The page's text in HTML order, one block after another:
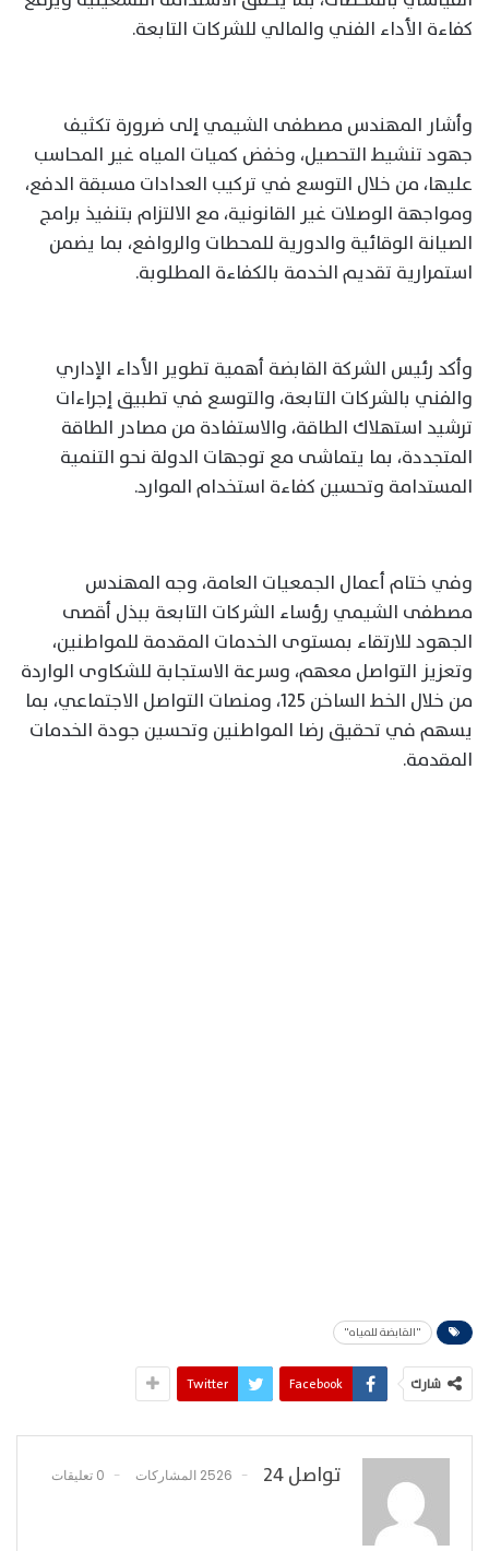
كفاءة الأداء الفني والمالي للشركات التابعة.
وأشار المهندس مصطفى الشيمي إلى ضرورة تكثيف
جهود تنشيط التحصيل، وخفض كميات المياه غير المحاسب
عليها، من خلال التوسع في تركيب العدادات مسبقة الدفع،
ومواجهة الوصلات غير القانونية، مع الالتزام بتنفيذ برامج
الصيانة الوقائية والدورية للمحطات والروافع، بما يضمن
استمرارية تقديم الخدمة بالكفاءة المطلوبة.
وأكد رئيس الشركة القابضة أهمية تطوير الأداء الإداري
والفني بالشركات التابعة، والتوسع في تطبيق إجراءات
ترشيد استهلاك الطاقة، والاستفادة من مصادر الطاقة
المتجددة، بما يتماشى مع توجهات الدولة نحو التنمية
المستدامة وتحسين كفاءة استخدام الموارد.
وفي ختام أعمال الجمعيات العامة، وجه المهندس
مصطفى الشيمي رؤساء الشركات التابعة ببذل أقصى
الجهود للارتقاء بمستوى الخدمات المقدمة للمواطنين،
وتعزيز التواصل معهم، وسرعة الاستجابة للشكاوى الواردة
من خلال الخط الساخن 125، ومنصات التواصل الاجتماعي، بما
يسهم في تحقيق رضا المواطنين وتحسين جودة الخدمات
المقدمة.
"القابضة للمياه"
شارك Facebook
Twitter
تواصل 24 2526 المشاركات 0 تعليقات